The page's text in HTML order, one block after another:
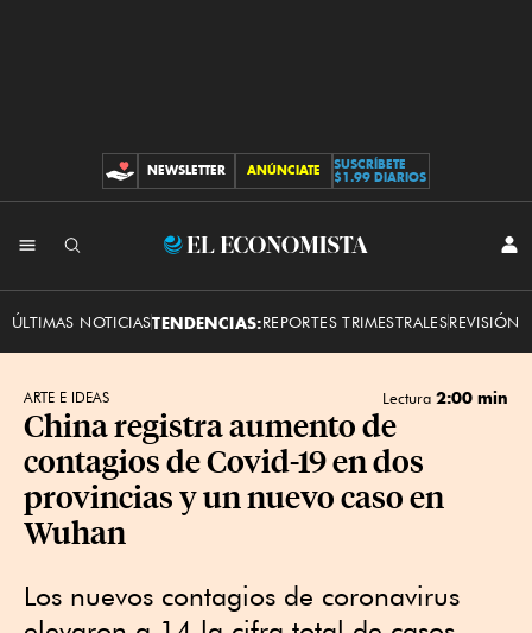
CONTRIBUCIONES
NEWSLETTER ANÚNCIATE
SUSCRÍBETE
$1.99 DIARIOS
El
ÚLTIMAS NOTICIASTENDENCIAS:REPORTES TRIMESTRALESREVISIÓN
ARTE E IDEAS Lectura 2:00 min
China registra aumento de
contagios de Covid-19 en dos
provincias y un nuevo caso en
Wuhan
Los nuevos contagios de coronavirus